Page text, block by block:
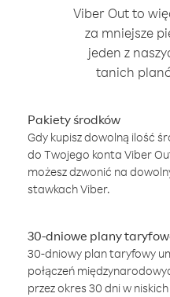
Viber Out to
za mniejsze
jeden z
tanich
Pakiety środków
Gdy kupisz dowolną ilość
do Twojego konta Viber
możesz dzwonić na
stawkach Viber.
30-dniowe plany
30-dniowy plan taryfowy
połączeń
przez okres 30 dni w